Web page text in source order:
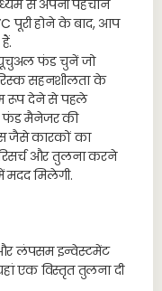
से अपनी पहचान
पूरी होने के बाद, आप
फंड चुनें जो
सहनशीलता के
रूप देने से पहले
फंड मैनेजर की
जैसे कारकों का
और तुलना करने
मिलेगी.
लंपसम इन्वेस्टमेंट
एक विस्तृत तुलना दी